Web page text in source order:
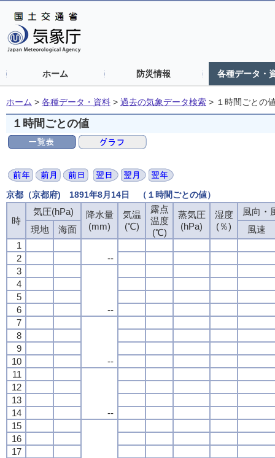
ホーム 防災情報 各種データ・
ホーム > 各種データ・資料 > 過去の気象データ検索 > １時間ごとの
１時間ごとの値
京都（京都府) 1891年8月14日 （１時間ごとの値）
時
気圧(hPa)
降水量
(mm)
気温
(℃)
露点
温度
(℃)
蒸気圧
(hPa)
湿度
(％)
風向・
現地
海面
風速
1
--
2
3
--
4
5
6
7
--
8
9
10
11
--
12
13
14
15
16
17
時
気圧(hPa)
降水量
(mm)
気温
(℃)
露点
温度
(℃)
蒸気圧
(hPa)
湿度
(％)
風向・
現地
海面
風速
1
--
2
3
--
4
5
6
7
--
8
9
10
11
--
12
13
14
15
16
17
時
気圧(hPa)
降水量
(mm)
気温
(℃)
露点
温度
(℃)
蒸気圧
(hPa)
湿度
(％)
風向・
現地
海面
風速
1
--
2
3
--
4
5
6
7
--
8
9
10
11
--
12
13
14
15
16
17
時
気圧(hPa)
降水量
(mm)
気温
(℃)
露点
温度
(℃)
蒸気圧
(hPa)
湿度
(％)
風向・
現地
海面
風速
1
--
2
3
--
4
5
6
7
--
8
9
10
11
--
12
13
14
15
16
17